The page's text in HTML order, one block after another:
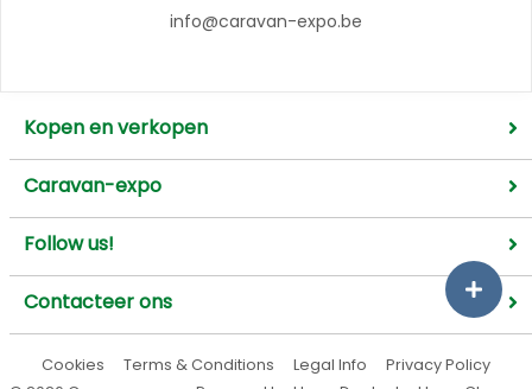
info@caravan-expo.be
Kopen en verkopen
Caravan-expo
Follow us!
Contacteer ons
Cookies Terms & Conditions Legal Info
Privacy Policy